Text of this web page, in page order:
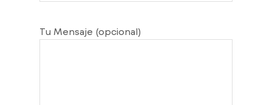
Tu Mensaje (opcional)